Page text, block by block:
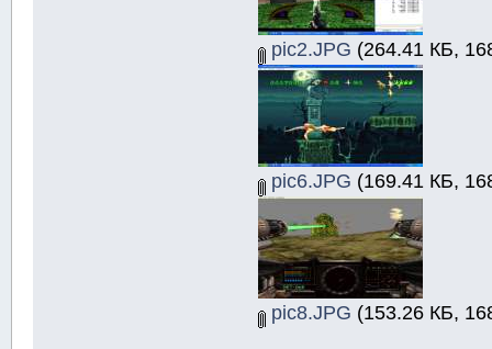
pic2.JPG (264.41 КБ,
pic6.JPG (169.41 КБ,
pic8.JPG (153.26 КБ,